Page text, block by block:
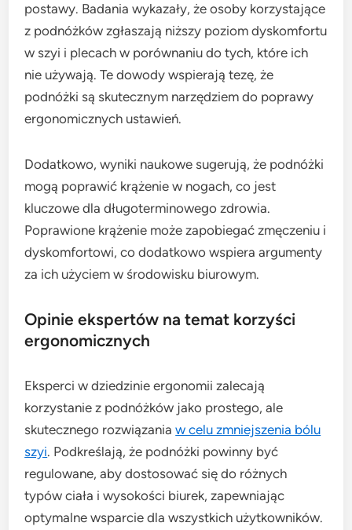
postawy. Badania wykazały, że osoby korzystające
z podnóżków zgłaszają niższy poziom dyskomfortu
w szyi i plecach w porównaniu do tych, które ich
nie używają. Te dowody wspierają tezę, że
podnóżki są skutecznym narzędziem do poprawy
ergonomicznych ustawień.
Dodatkowo, wyniki naukowe sugerują, że podnóżki
mogą poprawić krążenie w nogach, co jest
kluczowe dla długoterminowego zdrowia.
Poprawione krążenie może zapobiegać zmęczeniu i
dyskomfortowi, co dodatkowo wspiera argumenty
za ich użyciem w środowisku biurowym.
Opinie ekspertów na temat korzyści
ergonomicznych
Eksperci w dziedzinie ergonomii zalecają
korzystanie z podnóżków jako prostego, ale
skutecznego rozwiązaniaw celu zmniejszenia bólu
szyi. Podkreślają, że podnóżki powinny być
regulowane, aby dostosować się do różnych
typów ciała i wysokości biurek, zapewniając
optymalne wsparcie dla wszystkich użytkowników.